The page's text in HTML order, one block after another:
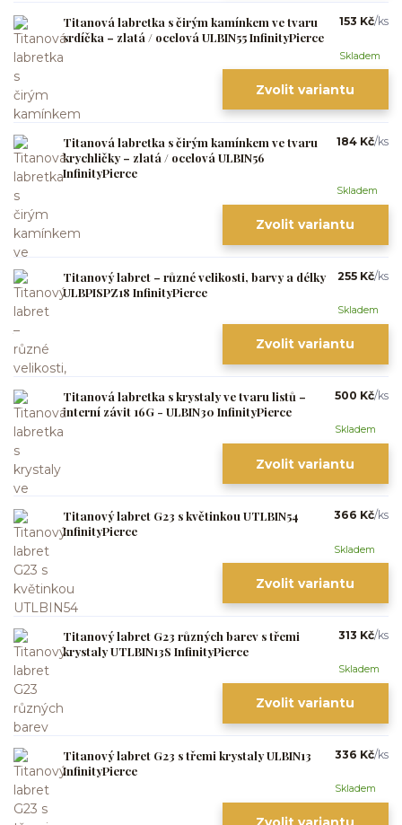
Titanová labretka s čirým kamínkem ve tvaru
srdíčka – zlatá / ocelová ULBIN55 InfinityPierce
153 Kč/ks
Skladem
Zvolit variantu
Titanová labretka s čirým kamínkem ve tvaru
krychličky – zlatá / ocelová ULBIN56
InfinityPierce
184 Kč/ks
Skladem
Zvolit variantu
Titanový labret – různé velikosti, barvy a délky
ULBPISPZ18 InfinityPierce
255 Kč/ks
Skladem
Zvolit variantu
Titanová labretka s krystaly ve tvaru listů –
interní závit 16G - ULBIN30 InfinityPierce
500 Kč/ks
Skladem
Zvolit variantu
Titanový labret G23 s květinkou UTLBIN54
InfinityPierce
366 Kč/ks
Skladem
Zvolit variantu
Titanový labret G23 různých barev s třemi
krystaly UTLBIN13S InfinityPierce
313 Kč/ks
Skladem
Zvolit variantu
Titanový labret G23 s třemi krystaly ULBIN13
InfinityPierce
336 Kč/ks
Skladem